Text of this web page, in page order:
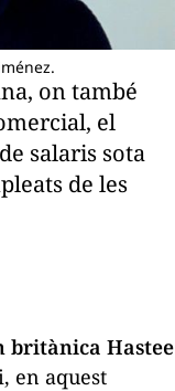
on també
el
salaris sota
de les
britànica Hastee
en aquest